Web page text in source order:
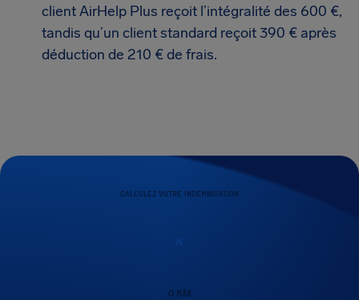
client AirHelp Plus reçoit l’intégralité des 600 €,
tandis qu’un client standard reçoit 390 € après
déduction de 210 € de frais.
CALCULEZ VOTRE INDEMNISATION
0KM